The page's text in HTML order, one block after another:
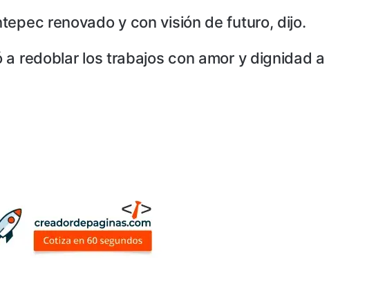
renovado y con visión de futuro, dijo.
redoblar los trabajos con amor y dignidad a